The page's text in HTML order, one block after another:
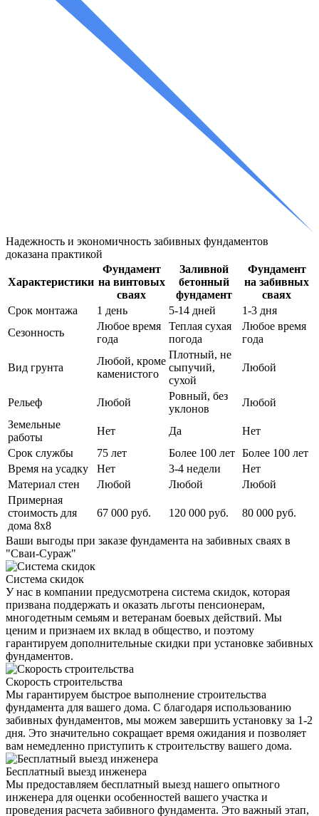
Надежность и экономичность забивных фундаментов
доказана практикой
Характеристики
Фундамент
на винтовых
сваях
Заливной
бетонный
фундамент
Фундамент
на забивных
сваях
Срок монтажа
1 день 5-14 дней
1-3 дня
Сезонность
Любое время
года
Теплая сухая
погода
Любое время
года
Вид грунта
Любой, кроме
каменистого
Плотный, не
сыпучий,
сухой
Любой
Рельеф Любой
Ровный, без
уклонов
Любой
Земельные
работы
Нет Да
Нет
Срок службы
75 лет Более 100 лет Более 100 лет
Время на усадку
Нет 3-4 недели
Нет
Материал стен
Любой Любой
Любой
Примерная
стоимость для
дома 8х8
67 000 руб. 120 000 руб. 80 000 руб.
Ваши выгоды при заказе фундамента на забивных сваях в
"Сваи-Сураж"
Система скидок
У нас в компании предусмотрена система скидок, которая
призвана поддержать и оказать льготы пенсионерам,
многодетным семьям и ветеранам боевых действий. Мы
ценим и признаем их вклад в общество, и поэтому
гарантируем дополнительные скидки при установке забивных
фундаментов.
Скорость строительства
Мы гарантируем быстрое выполнение строительства
фундамента для вашего дома. С благодаря использованию
забивных фундаментов, мы можем завершить установку за 1-2
дня. Это значительно сокращает время ожидания и позволяет
вам немедленно приступить к строительству вашего дома.
Бесплатный выезд инженера
Мы предоставляем бесплатный выезд нашего опытного
инженера для оценки особенностей вашего участка и
проведения расчета забивного фундамента. Это важный этап,